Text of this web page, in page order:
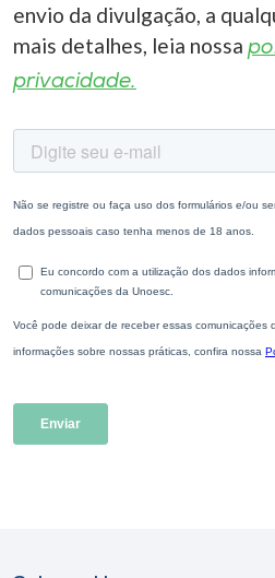
envio da divulgação, a
mais detalhes, leia nossa
privacidade.